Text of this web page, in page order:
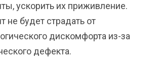
ускорить их приживление.
не будет страдать от
дискомфорта из-за
дефекта.